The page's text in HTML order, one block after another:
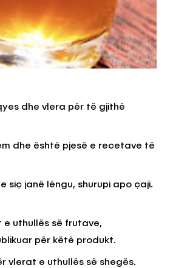
dhe vlera për të gjithë
dhe është pjesë e recetave të
siç janë lëngu, shurupi apo çaji.
e uthullës së frutave,
për këtë produkt.
vlerat e uthullës së shegës.
Vijnë Nga Akulloret e
AGROWEB 10 QERSHOR, 2025